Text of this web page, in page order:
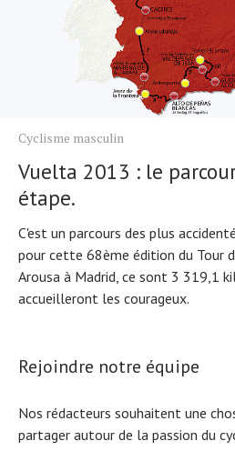
Cyclisme masculin
Vuelta 2013 : le
étape.
C'est un parcours des plus
pour cette 68ème édition du Tour
Arousa à Madrid, ce sont 3 319,1
accueilleront les courageux.
Rejoindre notre équipe
Nos rédacteurs souhaitent une
partager autour de la passion du